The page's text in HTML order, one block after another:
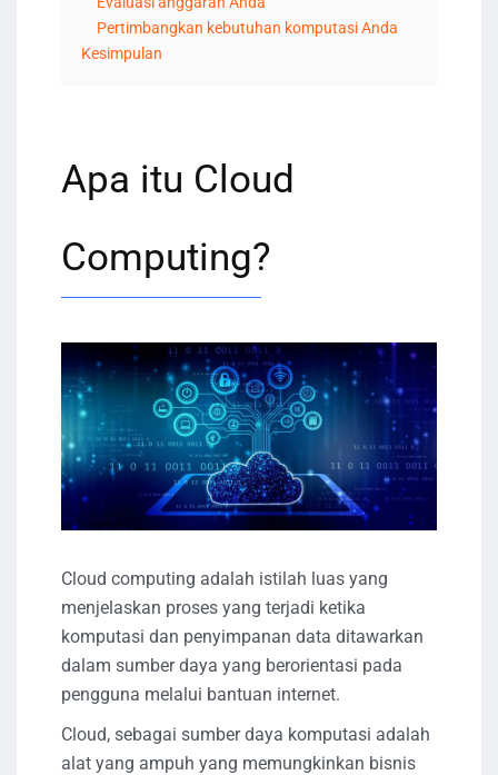
Pertimbangkan kebutuhan komputasi Anda
Kesimpulan
Apa itu Cloud
Computing?
Cloud computing adalah istilah luas yang
menjelaskan proses yang terjadi ketika
komputasi dan penyimpanan data ditawarkan
dalam sumber daya yang berorientasi pada
pengguna melalui bantuan internet.
Cloud, sebagai sumber daya komputasi adalah
alat yang ampuh yang memungkinkan bisnis